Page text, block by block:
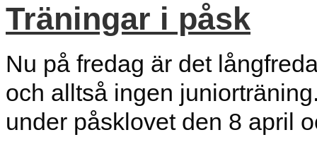
Träningar i påsk
Nu på fredag är det
och alltså ingen
under påsklovet den 8 april